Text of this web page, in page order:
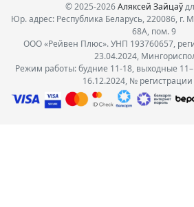
© 2025-2026Аляксей Зайцаў
Юр. адрес: Республика Беларусь, 220086, г.
68А, пом. 9
ООО «Рейвен Плюс». УНП 193760657,
23.04.2024,
Режим работы: будние 11-18, выходные
16.12.2024, №